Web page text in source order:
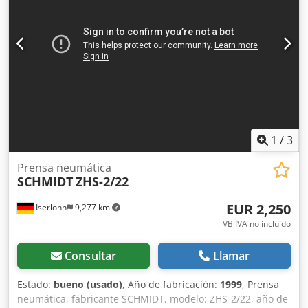
1 /3
Iserlohn 9,277 km
Prensa neumática
SCHMIDTZHS-2/22
EUR 2,250
VB IVA no incluído
Consultar Llamar
Estado: bueno (usado), Año de fabricación: 1999, Prensa
neumática, fabricante SCHMIDT, modelo: ZHS-2/22, año de